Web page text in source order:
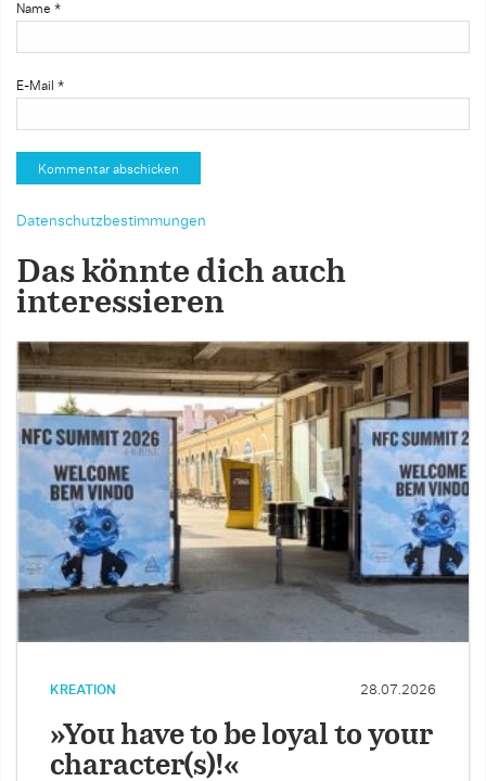
Name *
E-Mail *
Datenschutzbestimmungen
Das könnte dich auch
interessieren
KREATION 28.07.2026
»You have to be loyal to your
character(s)!«